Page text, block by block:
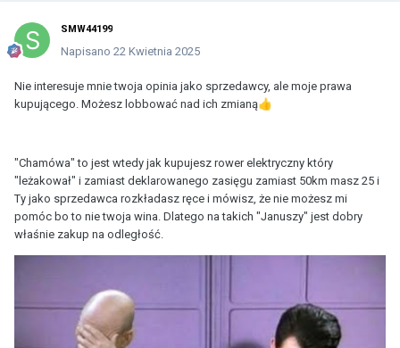
SMW44199
Napisano 22 Kwietnia 2025
Nie interesuje mnie twoja opinia jako sprzedawcy, ale moje prawa
kupującego. Możesz lobbować nad ich zmianą👍
"Chamówa" to jest wtedy jak kupujesz rower elektryczny który
"leżakował" i zamiast deklarowanego zasięgu zamiast 50km masz 25 i
Ty jako sprzedawca rozkładasz ręce i mówisz, że nie możesz mi
pomóc bo to nie twoja wina. Dlatego na takich "Januszy" jest dobry
właśnie zakup na odległość.